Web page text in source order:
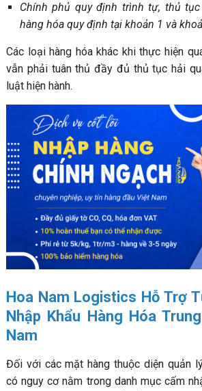
Chính phủ quy định trình tự, thủ
hàng hóa quy định tại khoản 1 và
Các loại hàng hóa khác khi thực hiện
vẫn phải tuân thủ đầy đủ thủ tục hải
luật hiện hành.
Hoa Nam Logistics Hỗ Trợ
Nhập Khẩu Hàng Hóa
Nam
Đối với các mặt hàng thuộc diện quản
có nguy cơ nằm trong danh mục cấm